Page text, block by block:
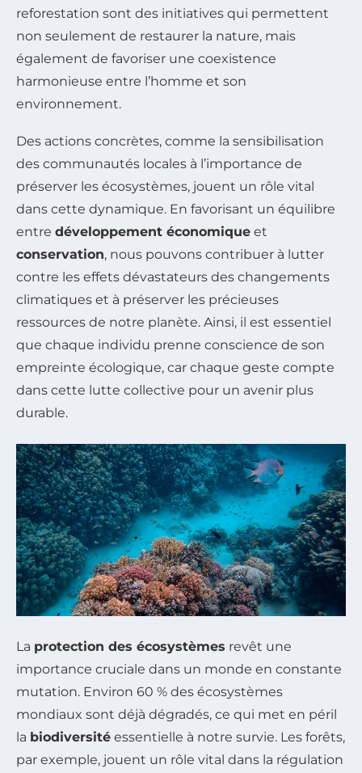
reforestation sont des initiatives qui permettent
non seulement de restaurer la nature, mais
également de favoriser une coexistence
harmonieuse entre l’homme et son
environnement.
Des actions concrètes, comme la sensibilisation
des communautés locales à l’importance de
préserver les écosystèmes, jouent un rôle vital
dans cette dynamique. En favorisant un équilibre
entre développement économique et
conservation, nous pouvons contribuer à lutter
contre les effets dévastateurs des changements
climatiques et à préserver les précieuses
ressources de notre planète. Ainsi, il est essentiel
que chaque individu prenne conscience de son
empreinte écologique, car chaque geste compte
dans cette lutte collective pour un avenir plus
durable.
La protection des écosystèmes revêt une
importance cruciale dans un monde en constante
mutation. Environ 60 % des écosystèmes
mondiaux sont déjà dégradés, ce qui met en péril
la biodiversité essentielle à notre survie. Les forêts,
par exemple, jouent un rôle vital dans la régulation